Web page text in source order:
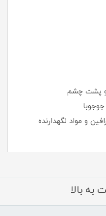
و پشت چشم
و مواد نگهدارنده
به بالا